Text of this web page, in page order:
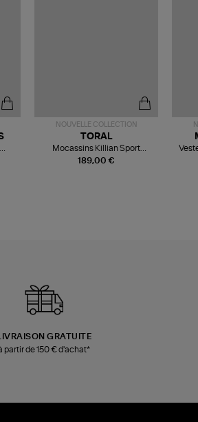
NOUVELLE COLLECTION
189,00 €
TORAL
Mocassins Killian Sport
Mousse
LIVRAISON GRATUITE
partir de 150 € d'achat*